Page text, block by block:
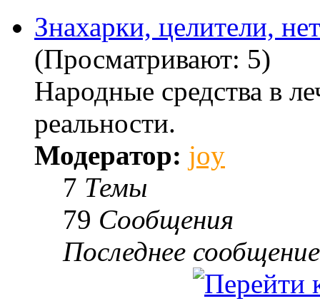
Знахарки, целители,
(Просматривают: 5)
Народные средства в
реальности.
Модератор: joy
7 Темы
79 Сообщения
Последнее сообщение